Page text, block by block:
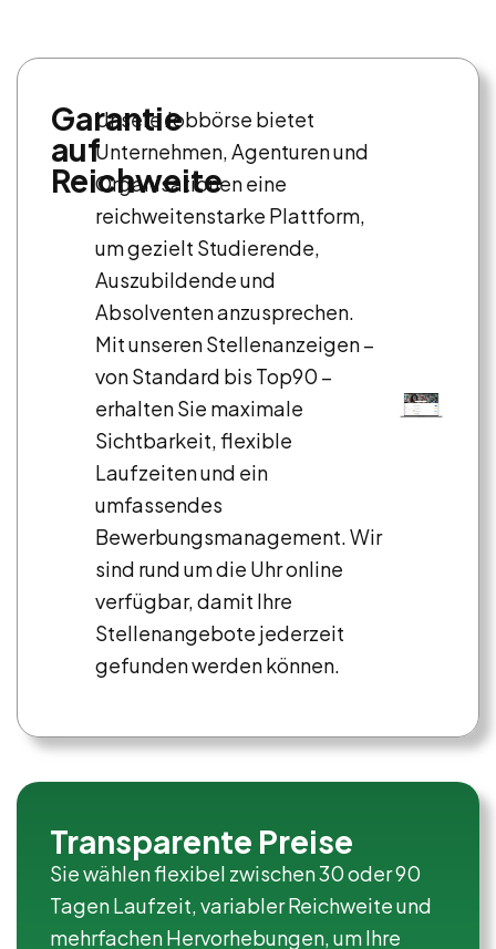
Garantie
auf
Reichweite
Unsere Jobbörse bietet
Unternehmen, Agenturen und
Organisationen eine
reichweitenstarke Plattform,
um gezielt Studierende,
Auszubildende und
Absolventen anzusprechen.
Mit unseren Stellenanzeigen –
von Standard bis Top90 –
erhalten Sie maximale
Sichtbarkeit, flexible
Laufzeiten und ein
umfassendes
Bewerbungsmanagement. Wir
sind rund um die Uhr online
verfügbar, damit Ihre
Stellenangebote jederzeit
gefunden werden können.
Transparente Preise
Sie wählen flexibel zwischen 30 oder 90
Tagen Laufzeit, variabler Reichweite und
mehrfachen Hervorhebungen, um Ihre